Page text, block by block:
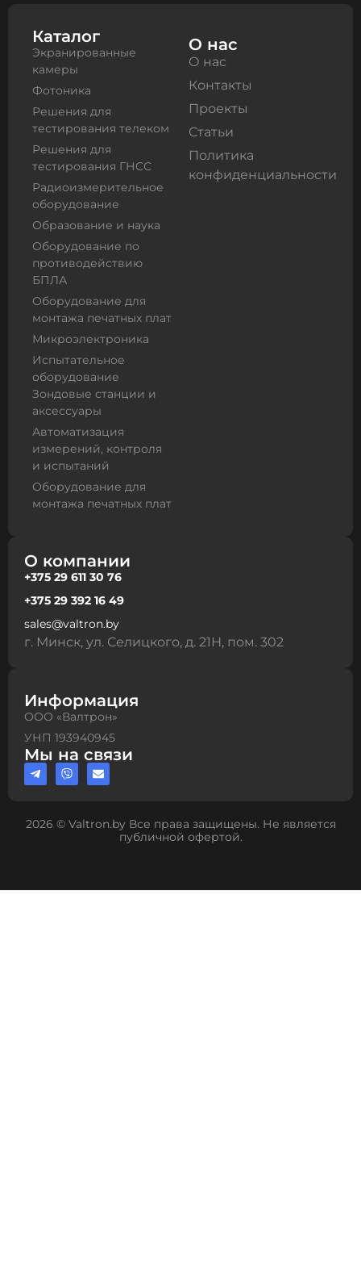
Каталог
Экранированные
камеры
Фотоника
Решения для
тестирования телеком
Решения для
тестирования ГНСС
Радиоизмерительное
оборудование
Образование и наука
Оборудование по
противодействию
БПЛА
Оборудование для
монтажа печатных плат
Микроэлектроника
Испытательное
оборудование
Зондовые станции и
аксессуары
Автоматизация
измерений, контроля
и испытаний
Оборудование для
монтажа печатных плат
О нас
О нас
Контакты
Проекты
Статьи
Политика
конфиденциальности
О компании
+375 29 611 30 76
+375 29 392 16 49
sales@valtron.by
г. Минск, ул. Селицкого, д. 21Н, пом. 302
Информация
ООО «Валтрон»
УНП 193940945
Мы на связи
2026 © Valtron.by Все права защищены. Не является
публичной офертой.